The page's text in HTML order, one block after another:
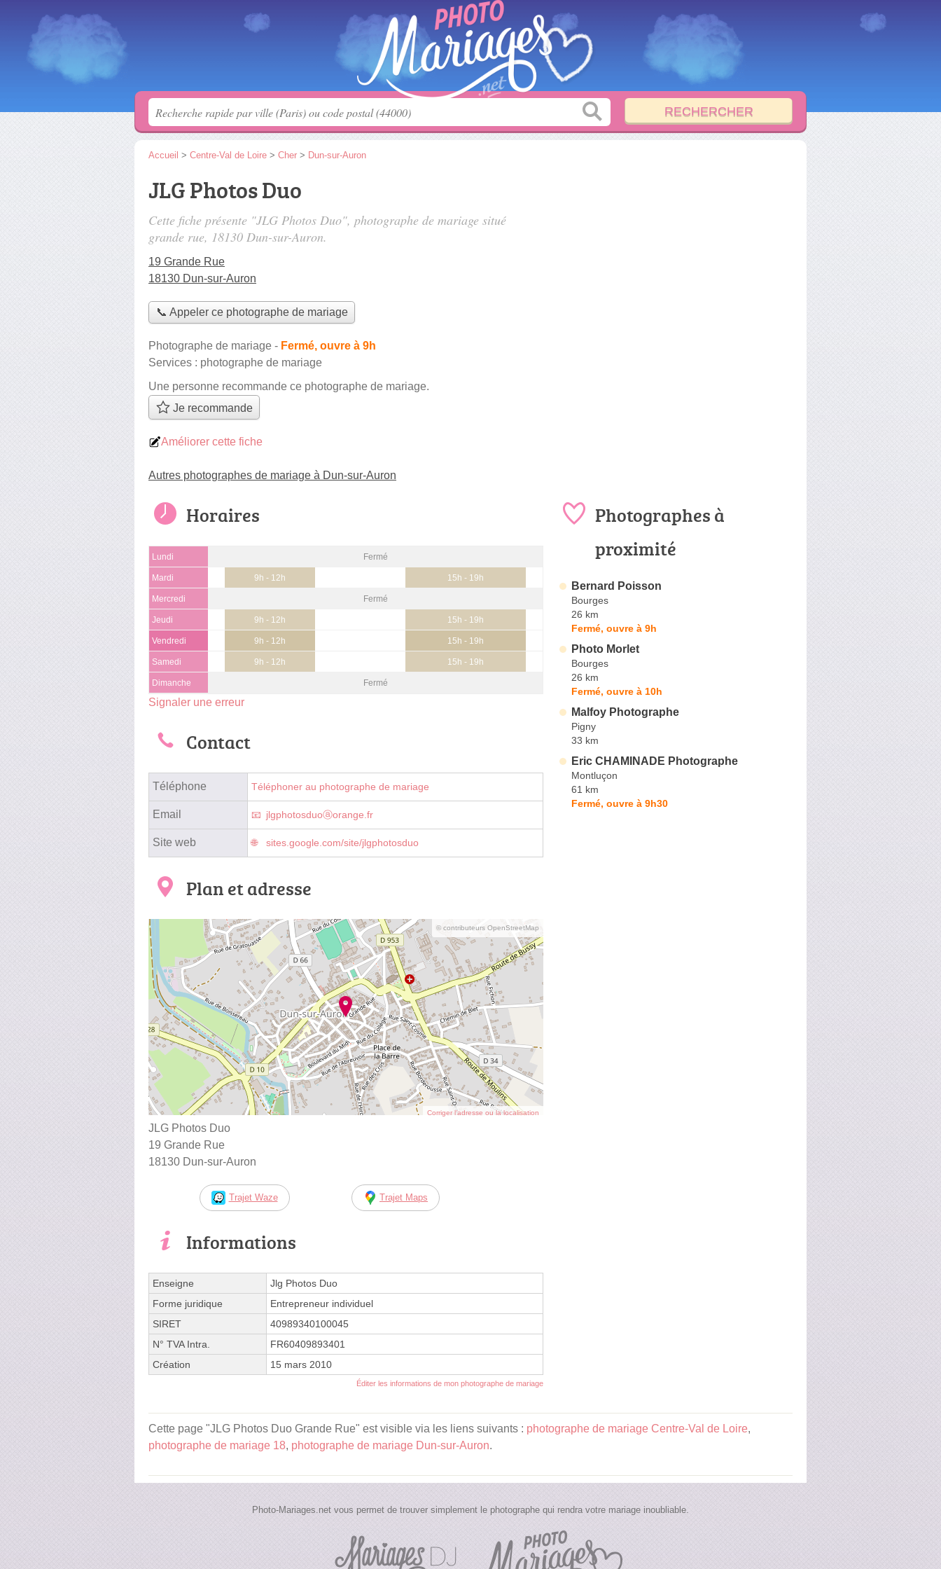
Accueil > Centre-Val de Loire > Cher > Dun-sur-Auron
JLG Photos Duo
Cette fiche présente "JLG Photos Duo", photographe de mariage situé
grande rue, 18130 Dun-sur-Auron.
19 Grande Rue
18130 Dun-sur-Auron
📞 Appeler ce photographe de mariage
Photographe de mariage - Fermé, ouvre à 9h
Services : photographe de mariage
Une personne recommande ce photographe de mariage.
Je recommande
Améliorer cette fiche
Autres photographes de mariage à Dun-sur-Auron
Horaires
Lundi Fermé
Mardi 9h - 12h 15h - 19h
Mercredi Fermé
Jeudi 9h - 12h 15h - 19h
Vendredi 9h - 12h 15h - 19h
Samedi 9h - 12h 15h - 19h
Dimanche Fermé
Signaler une erreur
Contact
Téléphone Téléphoner au photographe de mariage
Email jlgphotosduoⓐorange.fr
Site web sites.google.com/site/jlgphotosduo
Plan et adresse
© contributeurs OpenStreetMap
Corriger l’adresse ou la localisation
JLG Photos Duo
19 Grande Rue
18130 Dun-sur-Auron
Trajet Waze Trajet Maps
Informations
Enseigne
Jlg Photos Duo
Forme juridique
Entrepreneur individuel
SIRET
40989340100045
N° TVA Intra.
FR60409893401
Création
15 mars 2010
Éditer les informations de mon photographe de mariage
Photographes à
proximité
Bernard Poisson
Bourges
26 km
Fermé, ouvre à 9h
Photo Morlet
Bourges
26 km
Fermé, ouvre à 10h
Malfoy Photographe
Pigny
33 km
Eric CHAMINADE Photographe
Montluçon
61 km
Fermé, ouvre à 9h30
Cette page "JLG Photos Duo Grande Rue" est visible via les liens suivants : photographe de mariage Centre-Val de Loire,
photographe de mariage 18, photographe de mariage Dun-sur-Auron.
Photo-Mariages.net vous permet de trouver simplement le photographe qui rendra votre mariage inoubliable.